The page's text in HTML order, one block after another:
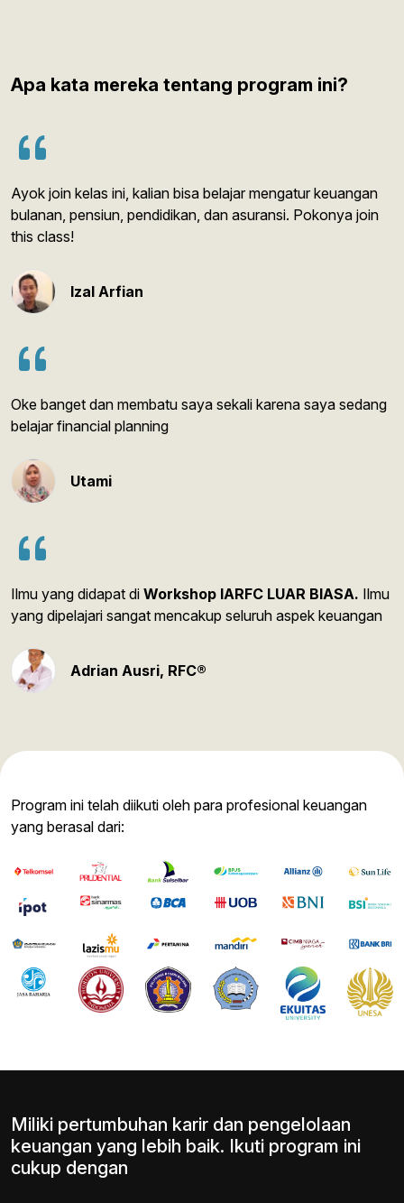
Apa kata mereka tentang program ini?
Ayok join kelas ini, kalian bisa belajar mengatur keuangan
bulanan, pensiun, pendidikan, dan asuransi. Pokonya join
this class!
Izal Arfian
Oke banget dan membatu saya sekali karena saya sedang
belajar financial planning
Utami
Ilmu yang didapat di Workshop IARFC LUAR BIASA. Ilmu
yang dipelajari sangat mencakup seluruh aspek keuangan
Adrian Ausri, RFC®
Program ini telah diikuti oleh para profesional keuangan
yang berasal dari:
Miliki pertumbuhan karir dan pengelolaan
keuangan yang lebih baik. Ikuti program ini
cukup dengan